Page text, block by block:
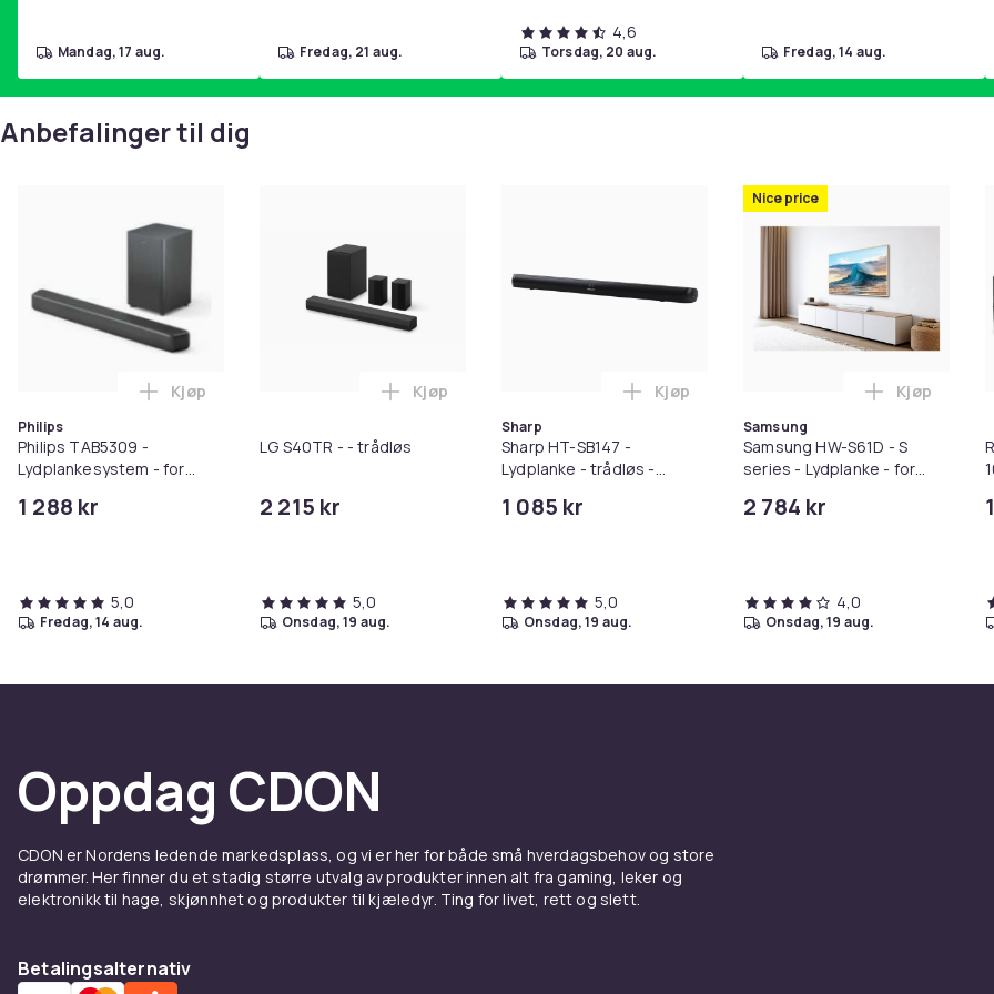
mandag, 17 aug. fredag, 21 aug.
4,6
torsdag, 20 aug. fredag, 14 aug.
Anbefalinger til dig
Philips
Philips TAB5309 -
Lydplankesystem - for
- trådløs - Bluetooth - 120
1 288 kr
Legg Philips TAB5309 - Lydplankesystem - for hjemmeteater - 2,1 kanaler - trådløs - Bluetooth - 120
Kjøp
5,0
fredag, 14 aug.
LG S40TR - - trådløs
2 215 kr
Legg LG S40TR - - trådløs i handlekurven
Kjøp
5,0
onsdag, 19 aug.
Sharp
Sharp HT-SB147 -
Lydplanke - trådløs -
1 085 kr
Legg Sharp HT-SB147 - Lydplanke -
Kjøp
5,0
onsdag, 19 aug.
Nice price
Samsung
Samsung HW-S61D - S
series - Lydplanke - for
- trådløs - Bluetooth, Wi-Fi
2 784 kr
Legg
Kjøp
4,0
onsdag, 19 aug.
Oppdag CDON
CDON er Nordens ledende markedsplass, og vi er her for både små hverdagsbehov og store
drømmer. Her finner du et stadig større utvalg av produkter innen alt fra gaming, leker og
elektronikk til hage, skjønnhet og produkter til kjæledyr. Ting for livet, rett og slett.
Betalingsalternativ